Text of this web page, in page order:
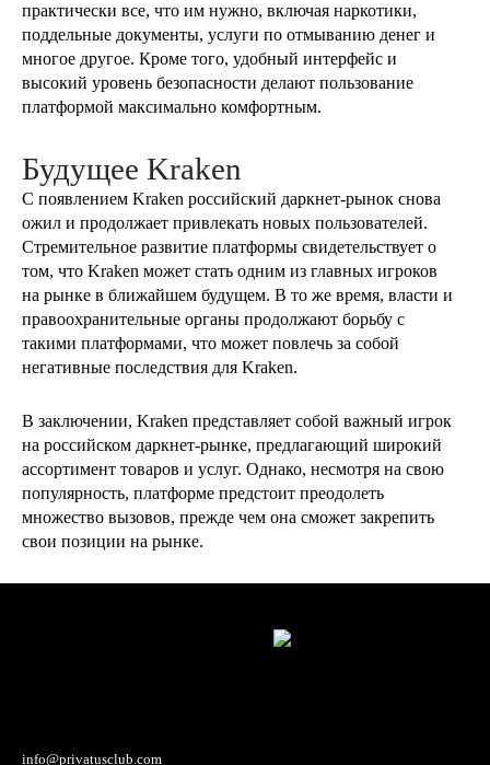
практически все, что им нужно, включая наркотики,
поддельные документы, услуги по отмыванию денег и
многое другое. Кроме того, удобный интерфейс и
высокий уровень безопасности делают пользование
платформой максимально комфортным.
Будущее Kraken
С появлением Kraken российский даркнет-рынок снова
ожил и продолжает привлекать новых пользователей.
Стремительное развитие платформы свидетельствует о
том, что Kraken может стать одним из главных игроков
на рынке в ближайшем будущем. В то же время, власти и
правоохранительные органы продолжают борьбу с
такими платформами, что может повлечь за собой
негативные последствия для Kraken.
В заключении, Kraken представляет собой важный игрок
на российском даркнет-рынке, предлагающий широкий
ассортимент товаров и услуг. Однако, несмотря на свою
популярность, платформе предстоит преодолеть
множество вызовов, прежде чем она сможет закрепить
свои позиции на рынке.
info@privatusclub.com